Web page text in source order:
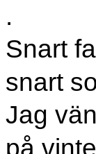
.
Snart
snart
Jag
på